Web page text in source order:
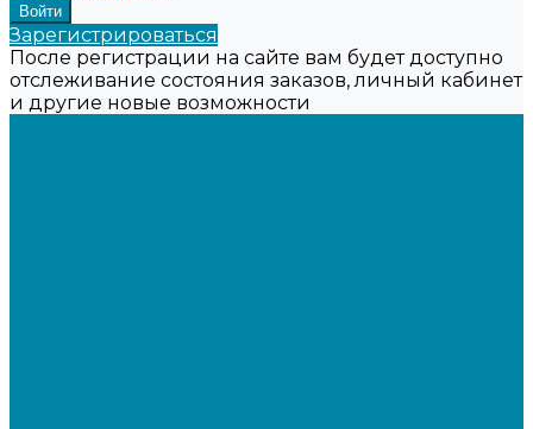
Зарегистрироваться
После регистрации на сайте вам будет доступно
отслеживание состояния заказов, личный кабинет
и другие новые возможности